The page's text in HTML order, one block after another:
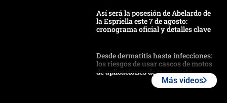
Así será la posesión de Abelardo de
la Espriella este 7 de agosto:
cronograma oficial y detalles clave
Desde dermatitis hasta infecciones:
los riesgos de usar cascos de motos
de aplicaciones de transporte
Más videos